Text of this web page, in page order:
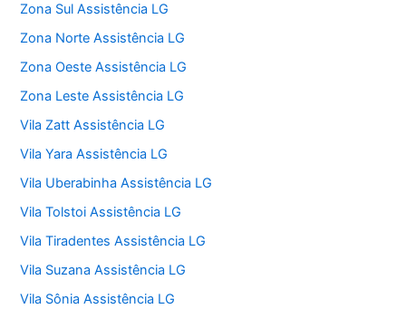
Zona Sul Assistência LG
Zona Norte Assistência LG
Zona Oeste Assistência LG
Zona Leste Assistência LG
Vila Zatt Assistência LG
Vila Yara Assistência LG
Vila Uberabinha Assistência LG
Vila Tolstoi Assistência LG
Vila Tiradentes Assistência LG
Vila Suzana Assistência LG
Vila Sônia Assistência LG